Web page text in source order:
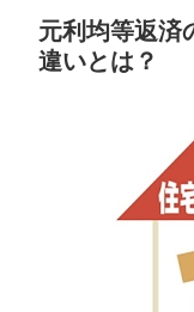
元利均等返済
違いとは？